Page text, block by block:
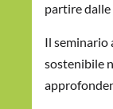
partire
Il seminario
sostenibile